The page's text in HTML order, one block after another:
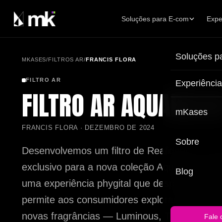
Soluções para E-com
mK 3D Shop | Visualizador 3D de Produtos com AR
mK Beauty | Provador Virtual de Beleza
mK Fashion+ | Provador Virtual de Moda & AI Studio
Vídeos 3D | IA | FOOH
Filtros AR para Press-kit e PDV
Ativações XR em Eventos
Tour Virtual de Ambientes
Soluções
mKases
Sobre
Blog
Fale
MKASES/FILTROS AR/FRANCIS FLORA
FILTRO AR
FILTRO AR AQUARELAS
FRANCIS FLORA · DEZEMBRO DE 2024
Desenvolvemos um filtro de Realidade
exclusivo para a nova coleção Aquarelas da
uma experiência phygital que desperta o
permite aos consumidores explorar de forma
novas fragrâncias — Luminous, Tropical,